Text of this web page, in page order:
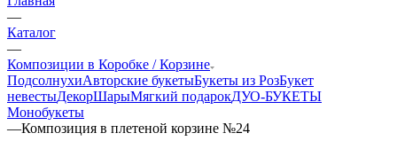
—
Каталог
—
Композиции в Коробке / Корзине
ПодсолнухиАвторские букетыБукеты из РозБукет
невестыДекорШарыМягкий подарокДУО-БУКЕТЫ
Монобукеты
—Композиция в плетеной корзине №24